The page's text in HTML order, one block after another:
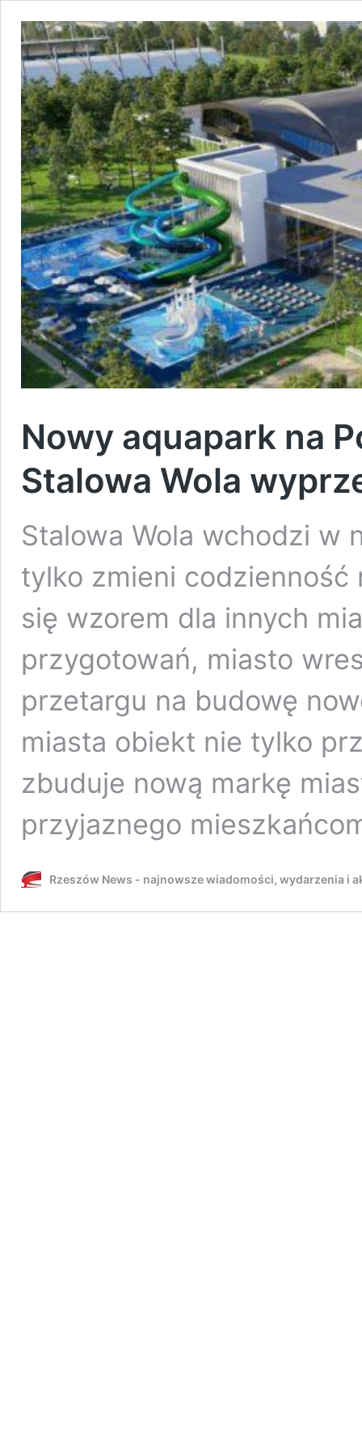
Nowy aquapark na
Stalowa Wola
Stalowa Wola wchodzi w
tylko zmieni codzienność
się wzorem dla innych
przygotowań, miasto
przetargu na budowę
miasta obiekt nie tylko
zbuduje nową markę
przyjaznego
Rzeszów News - najnowsze wiadomości, wydarzenia i